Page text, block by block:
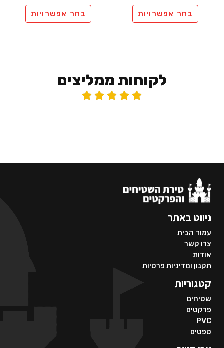
בחר אפשרויות בחר אפשרויות
לקוחות ממליצים





ניווט באתר
עמוד הבית
צרו קשר
אודות
תקנון ומדיניות פרטיות
קטגוריות
שטיחים
פרקטים
PVC
טפטים